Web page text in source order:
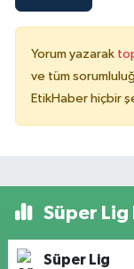
Yorum yazarak
ve tüm
EtikHaber hiçbir
Süper Lig
Süper Lig